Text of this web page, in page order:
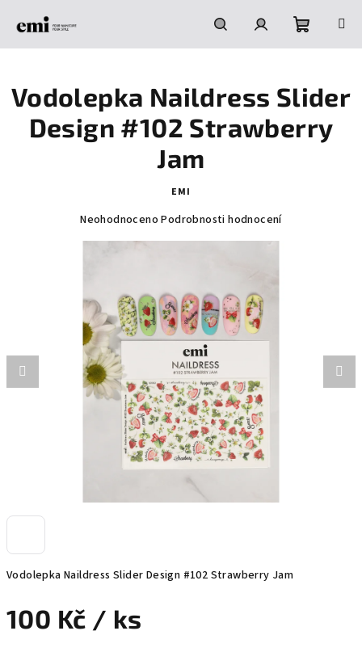
HledatPřihlášeníNákupní
košík
Vodolepka Naildress Slider Design #102 Strawberry Jam
100 Kč / ks
Vodolepka Naildress Slider
Design #102 Strawberry
Jam
EMI
Průměrné
z
hvězdiček.
Neohodnoceno Podrobnosti hodnocení